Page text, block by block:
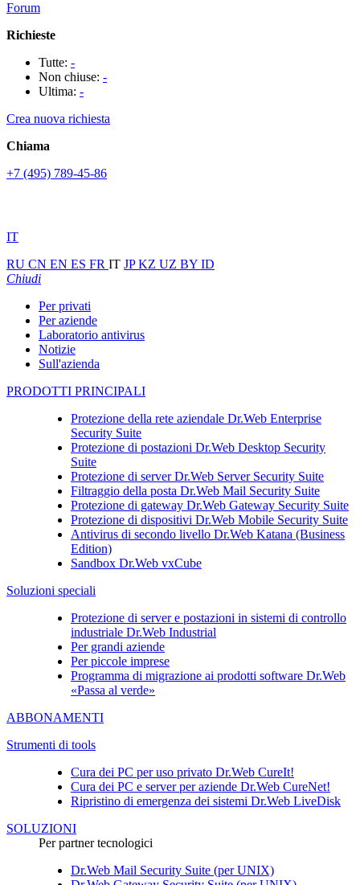
Forum
Richieste
Tutte: -
Non chiuse: -
Ultima: -
Crea nuova richiesta
Chiama
+7 (495) 789-45-86
IT
RU CN EN ES FR IT JPKZ UZ BY ID
Chiudi
Per privati
Per aziende
Laboratorio antivirus
Notizie
Sull'azienda
PRODOTTI PRINCIPALI
Protezione della rete aziendale Dr.Web Enterprise
Security Suite
Protezione di postazioni Dr.Web Desktop Security
Suite
Protezione di serverDr.Web Server Security Suite
Filtraggio della posta Dr.Web Mail Security Suite
Protezione di gateway Dr.Web Gateway Security Suite
Protezione di dispositivi Dr.Web Mobile Security Suite
Antivirus di secondo livello Dr.Web Katana (Business
Edition)
Sandbox Dr.Web vxCube
Soluzioni speciali
Protezione di server e postazioni in sistemi di controllo
industriale Dr.Web Industrial
Per grandi aziende
Per piccole imprese
Programma di migrazione ai prodotti software Dr.Web
«Passa al verde»
ABBONAMENTI
Strumenti di tools
Cura dei PC per uso privato Dr.Web CureIt!
Cura dei PC e server per aziende Dr.Web CureNet!
Ripristino di emergenza dei sistemi Dr.Web LiveDisk
SOLUZIONI
Per partner tecnologici
Dr.Web Mail Security Suite (per UNIX)